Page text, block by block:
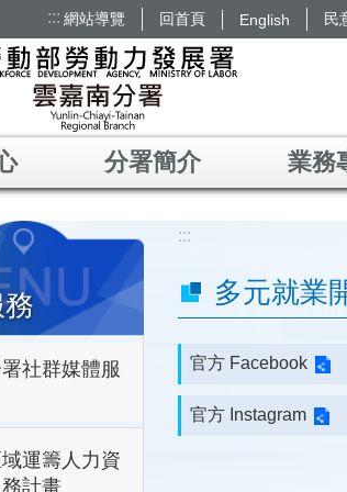
::: 網站導覽 回首頁 English 民
分署簡介 業務
社群媒體服
運籌人力資
計畫
:::
多元就業
官方 Facebook
官方 Instagram